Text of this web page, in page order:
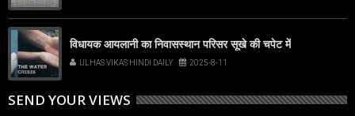
विधायक आयलानी का निवासस्थान परिसर सूखे की चपेट में
ULHAS VIKAS HINDI DAILY 2025-8-11
SEND YOUR VIEWS